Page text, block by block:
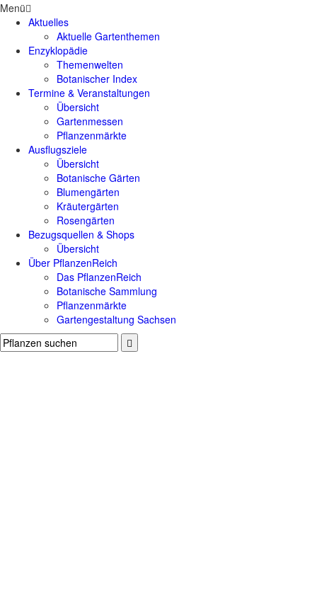
Menü
Aktuelles
Aktuelle Gartenthemen
Enzyklopädie
Themenwelten
Botanischer Index
Termine & Veranstaltungen
Übersicht
Gartenmessen
Pflanzenmärkte
Ausflugsziele
Übersicht
Botanische Gärten
Blumengärten
Kräutergärten
Rosengärten
Bezugsquellen & Shops
Übersicht
Über PflanzenReich
Das PflanzenReich
Botanische Sammlung
Pflanzenmärkte
Gartengestaltung Sachsen